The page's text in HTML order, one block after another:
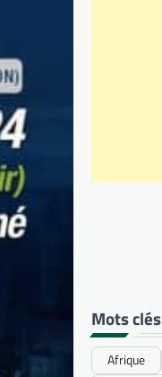
Mots clés
Afrique